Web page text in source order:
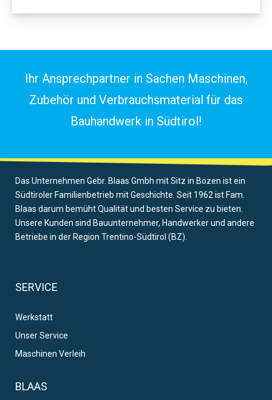
Ihr Ansprechpartner in Sachen Maschinen,
Zubehör und Verbrauchsmaterial für das
Bauhandwerk in Südtirol!
Das Unternehmen Gebr. Blaas Gmbh mit Sitz in Bozen ist ein
Südtiroler Familienbetrieb mit Geschichte. Seit 1962 ist Fam.
Blaas darum bemüht Qualität und besten Service zu bieten.
Unsere Kunden sind Bauunternehmer, Handwerker und andere
Betriebe in der Region Trentino-Südtirol (BZ).
SERVICE
Werkstatt
Unser Service
Maschinen Verleih
BLAAS